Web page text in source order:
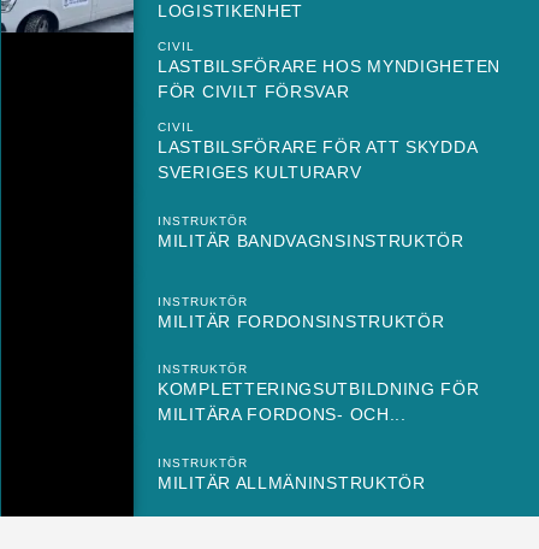
LOGISTIKENHET
CIVIL
LASTBILSFÖRARE HOS MYNDIGHETEN
FÖR CIVILT FÖRSVAR
CIVIL
LASTBILSFÖRARE FÖR ATT SKYDDA
SVERIGES KULTURARV
INSTRUKTÖR
MILITÄR BANDVAGNSINSTRUKTÖR
INSTRUKTÖR
MILITÄR FORDONSINSTRUKTÖR
INSTRUKTÖR
KOMPLETTERINGSUTBILDNING FÖR
MILITÄRA FORDONS- OCH...
INSTRUKTÖR
MILITÄR ALLMÄNINSTRUKTÖR